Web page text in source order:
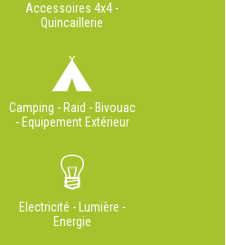
Accessoires 4x4 -
Quincaillerie
Camping - Raid - Bivouac
- Equipement Extérieur
Electricité - Lumière -
Energie